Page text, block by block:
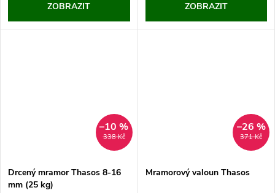
ZOBRAZIT ZOBRAZIT
338 Kč
–10 %
Drcený mramor Thasos 8-16
mm (25 kg)
371 Kč
–26 %
Mramorový valoun Thasos